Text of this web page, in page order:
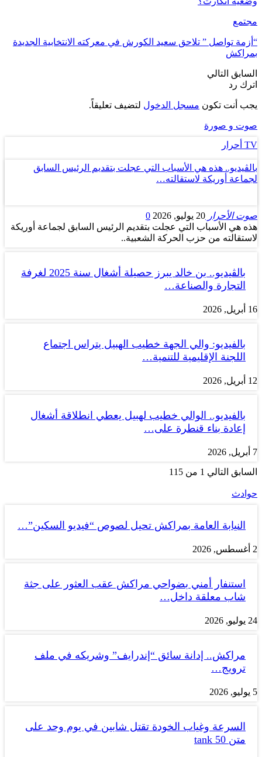
مجتمع
“أزمة تواصل ” تلاحق سعيد الكورش في معركته الانتخابية الجديدة
بمراكش
السابق التالي
اترك رد
يجب أنت تكون مسجل الدخول لتضيف تعليقاً.
صوت و صورة
TV أحرار
بالڤيديو.. هذه هي الأسباب التي عجلت بتقديم الرئيس السابق
لجماعة أوريكة لاستقالته…
صوت الأحرار 20 يوليو, 2026
0
هذه هي الأسباب التي عجلت بتقديم الرئيس السابق لجماعة أوريكة
لاستقالته من حزب الحركة الشعبية..
بالڤيديو.. بن خالد يبرز حصيلة أشغال سنة 2025 لغرفة
التجارة والصناعة…
16 أبريل, 2026
بالفيديو: والي الجهة خطيب الهبيل يتراس اجتماع
اللجنة الإقليمية للتنمية…
12 أبريل, 2026
بالفيديو.. الوالي خطيب لهبيل يعطي انطلاقة أشغال
إعادة بناء قنطرة على…
7 أبريل, 2026
السابق التالي 1 من 115
حوادث
النيابة العامة بمراكش تحيل لصوص “فيديو السكين”…
2 أغسطس, 2026
استنفار أمني بضواحي مراكش عقب العثور على جثة
شاب معلقة داخل…
24 يوليو, 2026
مراكش.. إدانة سائق “إندرايف” وشريكه في ملف
ترويج…
5 يوليو, 2026
السرعة وغياب الخودة تقتل شابين في يوم وحد على
متن tank 50